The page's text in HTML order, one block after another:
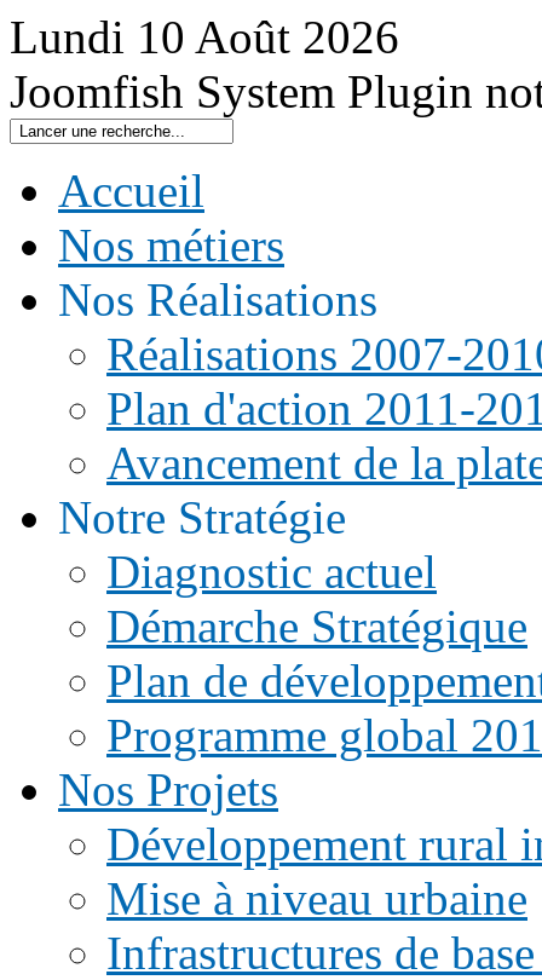
Lundi 10 Août 2026
Joomfish System Plugin
Accueil
Nos métiers
Nos Réalisations
Réalisations 2007-
Plan d'action 2011-
Avancement de la
Notre Stratégie
Diagnostic actuel
Démarche Stratégique
Plan de
Programme global
Nos Projets
Développement rural
Mise à niveau urbaine
Infrastructures de